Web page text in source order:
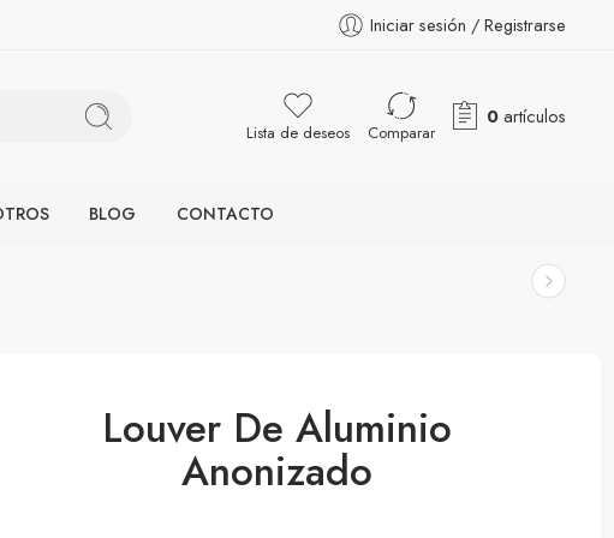
Iniciar sesión / Registrarse
Lista de deseos Comparar
0artículos
BLOG CONTACTO
Louver De Aluminio
Anonizado